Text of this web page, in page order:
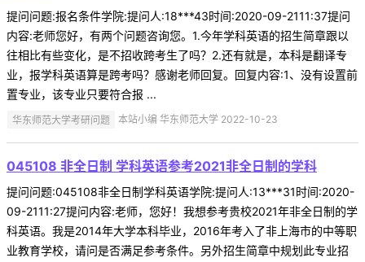
提问问题:报名条件学院:提问人:18***43时间:2020-09-2111:37提问
内容:老师您好，有两个问题咨询您。1.今年学科英语的招生简章跟以
往相比有些变化，是不招收跨考生了吗？2.还有就是，本科是翻译专
业，报学科英语算是跨考吗？感谢老师回复。回复内容:1、没有设置前
置专业，该专业只要符合报 ...
华东师范大学考研问题 本站小编 华东师范大学 2022-10-23
045108 非全日制 学科英语参考2021非全日制的学科
提问问题:045108非全日制学科英语学院:提问人:13***31时间:2020-
09-2111:27提问内容:老师，您好！我想参考贵校2021年非全日制的学
科英语。我是2014年大学本科毕业，2016年考入了非上海市的中等职
业教育学校，请问是否满足参考条件。另外招生简章中规划此专业招